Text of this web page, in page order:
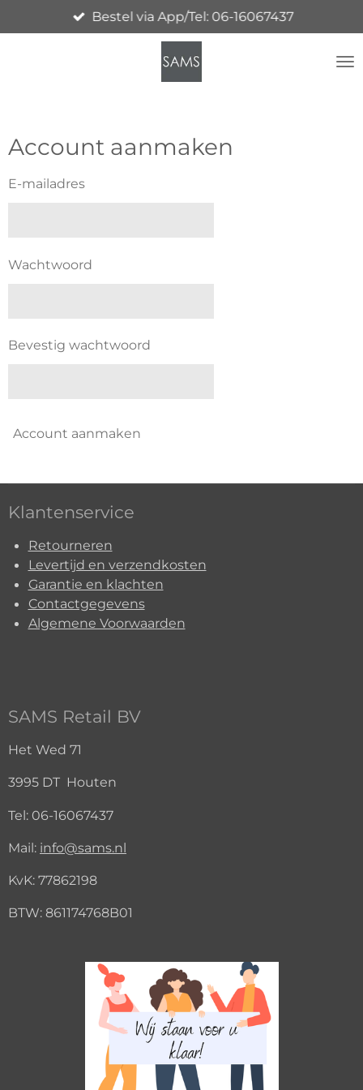
direct
Bestel via App/Tel: 06-16067437
Account aanmaken
E-mailadres
Wachtwoord
Bevestig wachtwoord
Account aanmaken
Klantenservice
Retourneren
Levertijd en verzendkosten
Garantie en klachten
Contactgegevens
Algemene Voorwaarden
SAMS Retail BV
Het Wed 71
3995 DT Houten
Tel: 06-16067437
Mail: info@sams.nl
KvK: 77862198
BTW: 861174768B01